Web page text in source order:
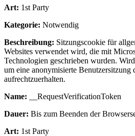
Art: 1st Party
Kategorie: Notwendig
Beschreibung: Sitzungscookie für
Websites verwendet wird, die mit
Technologien geschrieben wurden.
um eine anonymisierte Benutzersitzung
aufrechtzuerhalten.
Name: __RequestVerificationToken
Dauer: Bis zum Beenden der
Art: 1st Party